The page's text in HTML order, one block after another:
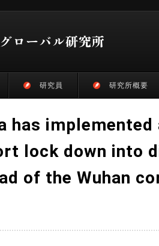
研究員 研究所概要
has
lock down into
of the Wuhan